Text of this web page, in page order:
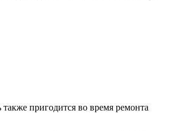
пригодится во время ремонта